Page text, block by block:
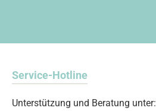
Service-Hotline
Unterstützung und Beratung unter: